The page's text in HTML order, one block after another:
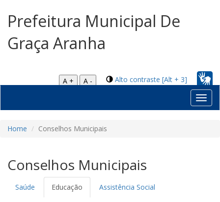
Prefeitura Municipal De
Graça Aranha
Alto contraste [Alt + 3]
A +
A -
Home Conselhos Municipais
Conselhos Municipais
Saúde Educação Assistência Social